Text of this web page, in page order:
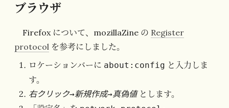
ブラウザ
Firefox について、mozillaZine の Register
protocol を参考にしました。
ロケーションバーに about:config と入力しま
す。
右クリック→新規作成→真偽値とします。